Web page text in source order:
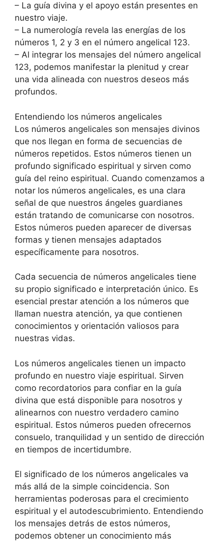
– La guía divina y el apoyo están presentes en
nuestro viaje.
– La numerología revela las energías de los
números 1, 2 y 3 en el número angelical 123.
– Al integrar los mensajes del número angelical
123, podemos manifestar la plenitud y crear
una vida alineada con nuestros deseos más
profundos.
Entendiendo los números angelicales
Los números angelicales son mensajes divinos
que nos llegan en forma de secuencias de
números repetidos. Estos números tienen un
profundo significado espiritual y sirven como
guía del reino espiritual. Cuando comenzamos a
notar los números angelicales, es una clara
señal de que nuestros ángeles guardianes
están tratando de comunicarse con nosotros.
Estos números pueden aparecer de diversas
formas y tienen mensajes adaptados
específicamente para nosotros.
Cada secuencia de números angelicales tiene
su propio significado e interpretación único. Es
esencial prestar atención a los números que
llaman nuestra atención, ya que contienen
conocimientos y orientación valiosos para
nuestras vidas.
Los números angelicales tienen un impacto
profundo en nuestro viaje espiritual. Sirven
como recordatorios para confiar en la guía
divina que está disponible para nosotros y
alinearnos con nuestro verdadero camino
espiritual. Estos números pueden ofrecernos
consuelo, tranquilidad y un sentido de dirección
en tiempos de incertidumbre.
El significado de los números angelicales va
más allá de la simple coincidencia. Son
herramientas poderosas para el crecimiento
espiritual y el autodescubrimiento. Entendiendo
los mensajes detrás de estos números,
podemos obtener un conocimiento más